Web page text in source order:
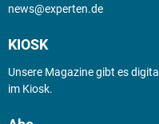
news@experten.de
KIOSK
Unsere Magazine gibt es digital
im Kiosk.